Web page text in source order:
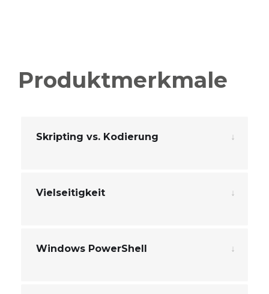
Produktmerkmale
Skripting vs. Kodierung
Vielseitigkeit
Windows PowerShell